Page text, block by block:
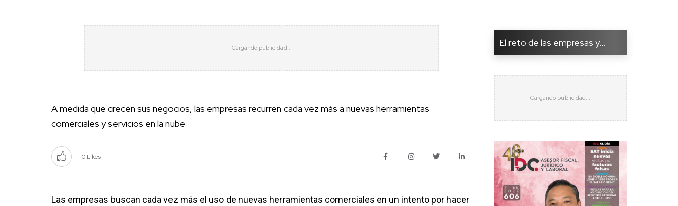
A medida que crecen sus negocios, las empresas recurren cada vez más a nuevas herramientas
comerciales y servicios en la nube
0 Likes
Las empresas buscan cada vez más el uso de nuevas herramientas comerciales en un intento por hacer
El reto de las empresas y...